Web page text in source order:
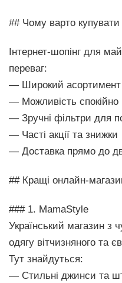
## Чому варто купувати
Інтернет-шопінг для
переваг:
— Широкий асортимент
— Можливість спокійно
— Зручні фільтри для
— Часті акції та знижки
— Доставка прямо до
## Кращі онлайн-
### 1. MamaStyle
Український магазин з
одягу вітчизняного та
Тут знайдуться:
— Стильні джинси та